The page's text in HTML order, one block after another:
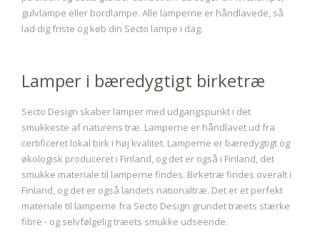
gulvlampe eller bordlampe. Alle lamperne er håndlavede, så
lad dig friste og køb din Secto lampe i dag.
Lamper i bæredygtigt birketræ
Secto Design skaber lamper med udgangspunkt i det
smukkeste af naturens træ. Lamperne er håndlavet ud fra
certificeret lokal birk i høj kvalitet. Lamperne er bæredygtigt og
økologisk produceret i Finland, og det er også i Finland, det
smukke materiale til lamperne findes. Birketræ findes overalt i
Finland, og det er også landets nationaltræ. Det er et perfekt
materiale til lamperne fra Secto Design grundet træets stærke
fibre - og selvfølgelig træets smukke udseende.